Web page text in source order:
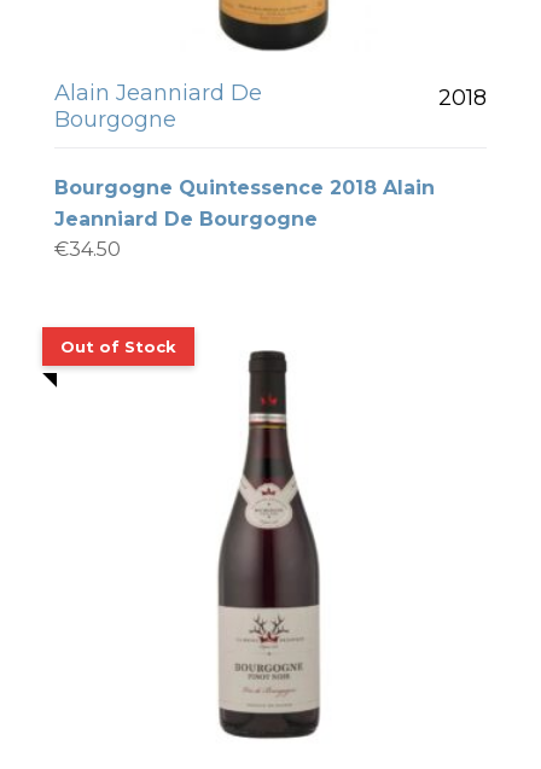
Alain Jeanniard De
Bourgogne
2018
Bourgogne Quintessence 2018 Alain
Jeanniard De Bourgogne
€34.50